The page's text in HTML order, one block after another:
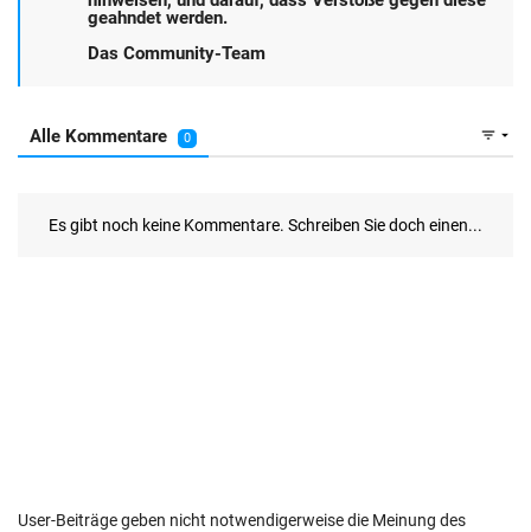
User-Beiträge geben nicht notwendigerweise die Meinung des